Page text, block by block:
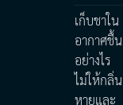
เก็บชาใน
อากาศชื้น
อย่างไร
ไม่ให้กลิ่น
หายและ